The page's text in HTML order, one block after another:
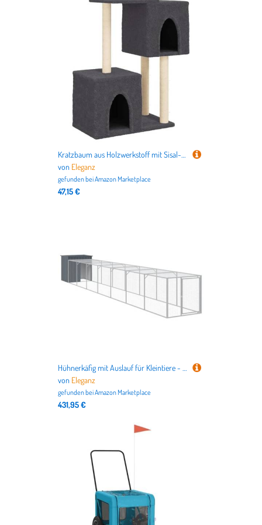
Kratzbaum aus Holzwerkstoff mit Sisal-Kratzsäulen - Dunkelgrau 86 cm, Plüsch-Katzenbett für stabile Kratz- und Ruhezone, ideal für kleine Wohnungen
von Eleganz
gefunden beiAmazon Marketplace
47,15 €
Hühnerkäfig mit Auslauf für Kleintiere - Anthrazit 110x813x110 cm aus verzinktem Stahl, robust & wetterfest für Garten und Freigehege
von Eleganz
gefunden beiAmazon Marketplace
431,95 €